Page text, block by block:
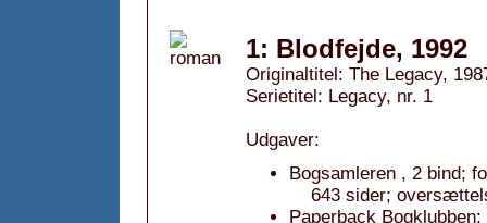
1: Blodfejde, 1992
Originaltitel: The Legacy,
Serietitel: Legacy, nr. 1
Udgaver:
Bogsamleren , 2 bind;
643 sider;
Paperback Bogklubben;